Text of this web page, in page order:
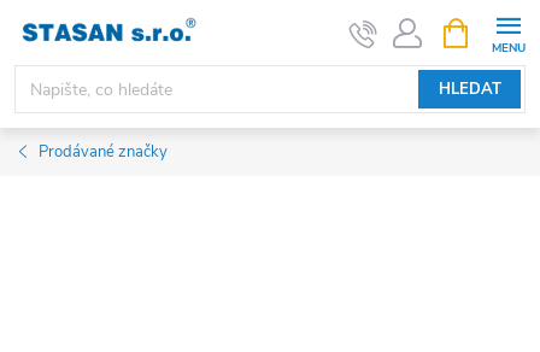
obsah
HLEDAT
NÁKUPNÍ
KOŠÍK
Prodávané značky